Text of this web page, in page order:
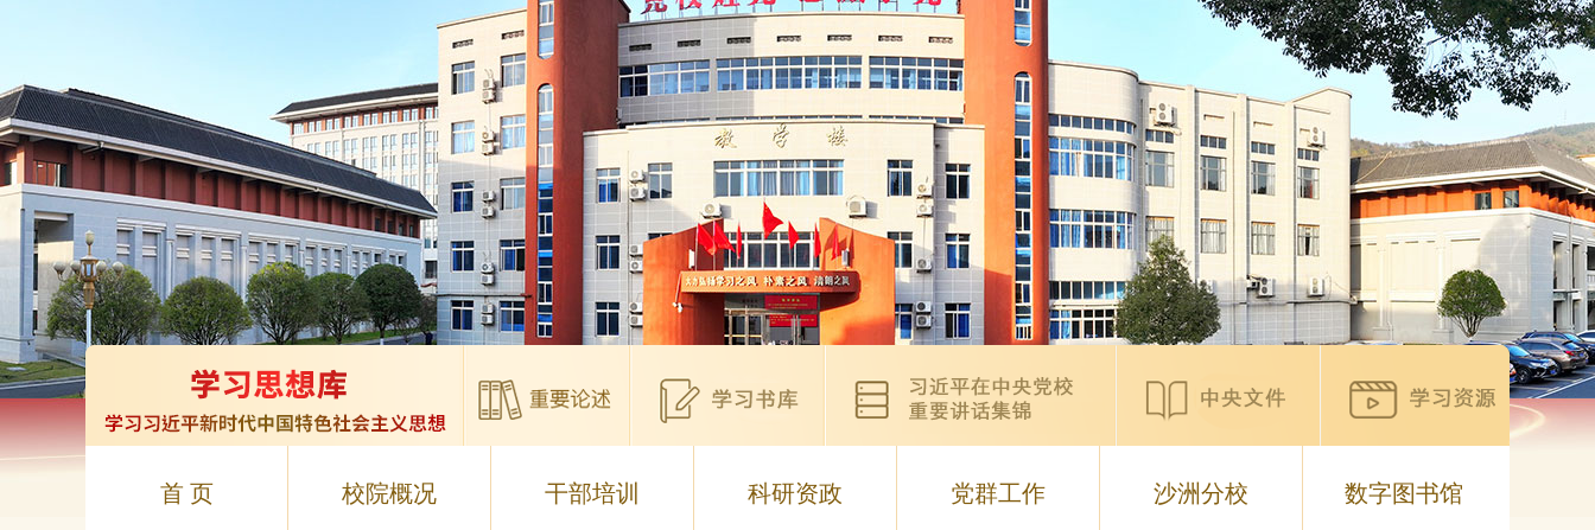
首 页 校院概况 干部培训 科研资政 党群工作 沙洲分校 数字图书馆